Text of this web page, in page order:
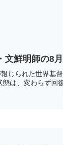
文鮮明師の8
じられた世界基
は、変わらず回